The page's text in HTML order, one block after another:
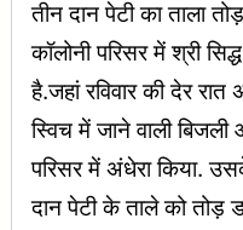
तीन दान पेटी का ताला
कॉलोनी परिसर में श्री
है.जहां रविवार की देर
स्विच में जाने वाली
परिसर में अंधेरा किया.
दान पेटी के ताले को तोड़